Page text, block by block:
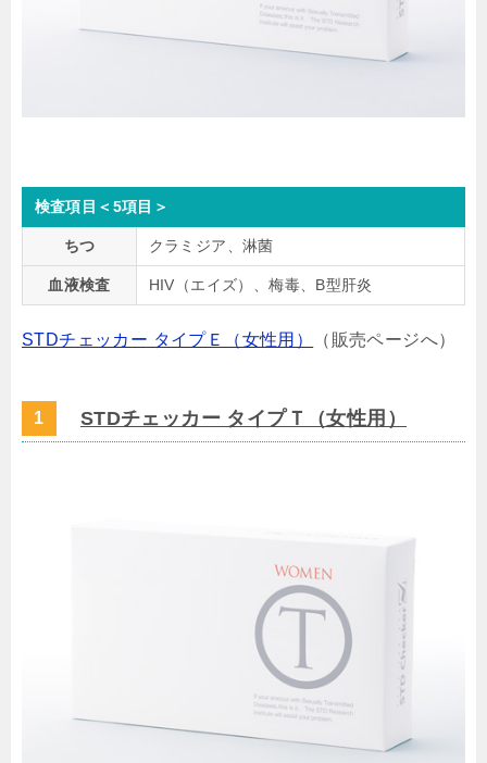
検査項目＜5項目＞
ちつ クラミジア、淋菌
血液検査 HIV（エイズ）、梅毒、B型肝炎
STDチェッカー タイプＥ（女性用） （販売ページへ）
STDチェッカー タイプＴ（女性用）